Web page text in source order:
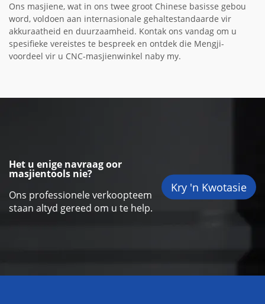
Ons masjiene, wat in ons twee groot Chinese basisse gebou
word, voldoen aan internasionale gehaltestandaarde vir
akkuraatheid en duurzaamheid. Kontak ons vandag om u
spesifieke vereistes te bespreek en ontdek die Mengji-
voordeel vir u CNC-masjienwinkel naby my.
Het u enige navraag oor
masjientools nie?
Ons professionele verkoopteem
staan altyd gereed om u te help.
Kry 'n Kwotasie